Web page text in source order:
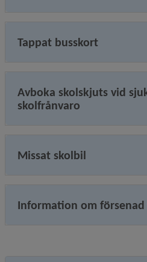
Tappat busskort
Avboka skolskjuts vid
skolfrånvaro
Missat skolbil
Information om